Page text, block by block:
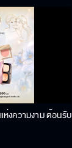
งความงาม ต้อนรับ